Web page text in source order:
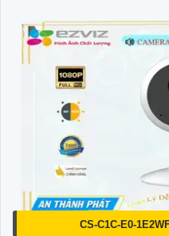
CS-C1C-E0-